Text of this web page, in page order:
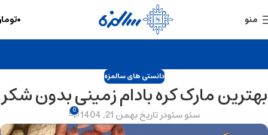
منو ۰
دانستی های سالمزه
بهترین مارک کره بادام زمینی بدون شکر
سئو سئودر تاریخ بهمن 21, 1404 0